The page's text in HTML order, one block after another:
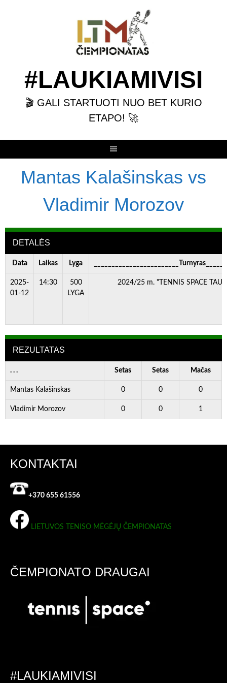
#LAUKIAMIVISI
🎬 GALI STARTUOTI NUO BET KURIO
ETAPO! 🚀
Mantas Kalašinskas vs
Vladimir Morozov
DETALĖS
Data Laikas Lyga
2025-
01-12
14:30
500
LYGA
2024/25 m. "TENNIS SPACE
REZULTATAS
. . . Setas Setas Mačas
Mantas Kalašinskas 0 0 0
Vladimir Morozov 0 0 1
KONTAKTAI
+370 655 61556
LIETUVOS TENISO MĖGĖJŲ ČEMPIONATAS
ČEMPIONATO DRAUGAI
#LAUKIAMIVISI